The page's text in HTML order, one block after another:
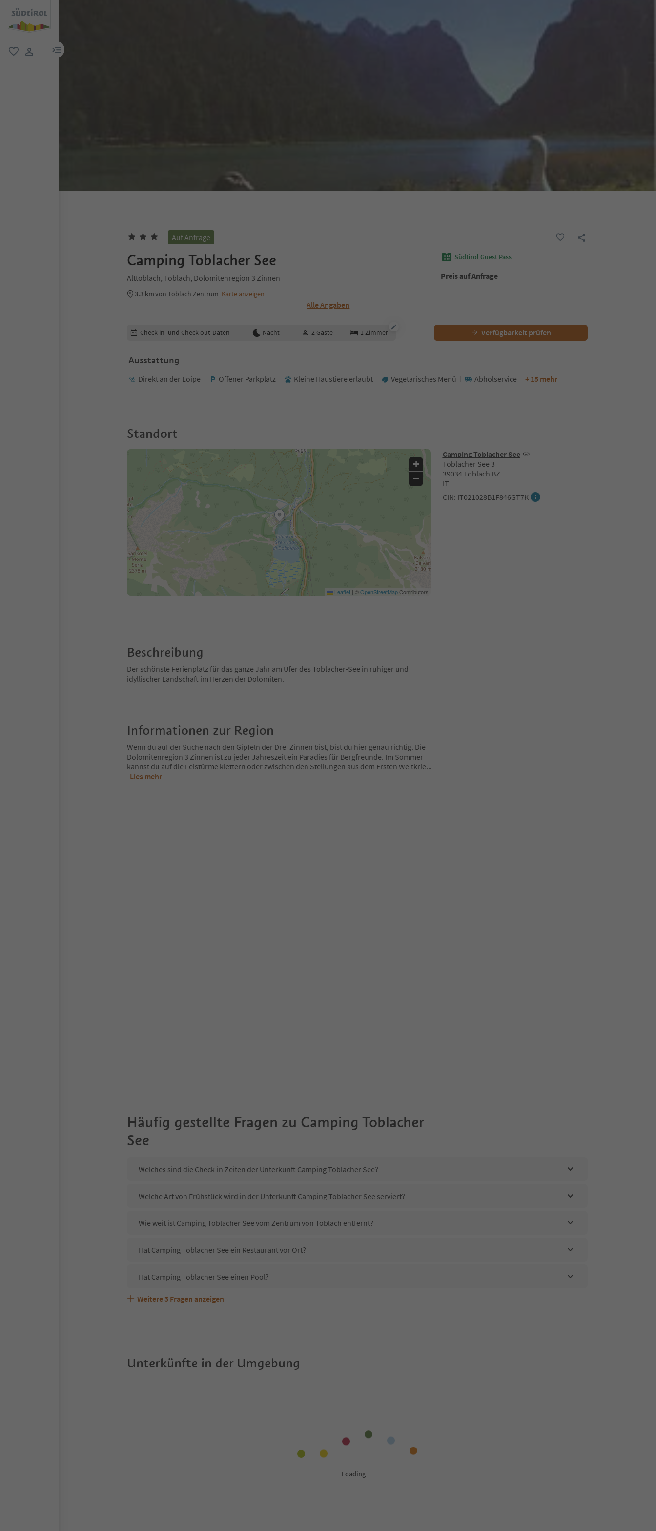
menu link
Auf Anfrage
Camping Toblacher See
Alttoblach, Toblach, Dolomitenregion 3 Zinnen
3.3 kmvon Toblach Zentrum Karte anzeigen
Alle Angaben
Südtirol Guest Pass
Preis auf Anfrage
Buchungsdetails bearbeiten
Check-in- und Check-out-Daten Nacht 2 Gäste 1 Zimmer Verfügbarkeit prüfen
Ausstattung
Direkt an der Loipe Offener Parkplatz Kleine Haustiere erlaubt Vegetarisches Menü Abholservice + 15 mehr
Standort
Camping Toblacher See
Toblacher See 3
39034 Toblach BZ
IT
CIN: IT021028B1F846GT7K
+
−
Leaflet | ©OpenStreetMapContributors
Beschreibung
Der schönste Ferienplatz für das ganze Jahr am Ufer des Toblacher-See in ruhiger und
idyllischer Landschaft im Herzen der Dolomiten.
Informationen zur Region
Wenn du auf der Suche nach den Gipfeln der Drei Zinnen bist, bist du hier genau richtig. Die
Dolomitenregion 3 Zinnen ist zu jeder Jahreszeit ein Paradies für Bergfreunde. Im Sommer
kannst du auf die Felstürme klettern oder zwischen den Stellungen aus dem Ersten Weltkrie...
Lies mehr
Häufig gestellte Fragen zu Camping Toblacher
See
Welches sind die Check-in Zeiten der Unterkunft Camping Toblacher See?
Welche Art von Frühstück wird in der Unterkunft Camping Toblacher See serviert?
Wie weit ist Camping Toblacher See vom Zentrum von Toblach entfernt?
Hat Camping Toblacher See ein Restaurant vor Ort?
Hat Camping Toblacher See einen Pool?
Sind Haustiere in der Unterkunft Camping Toblacher See erlaubt?
Welche Services bietet Camping Toblacher See?
Weitere 3 Fragen anzeigen
Unterkünfte in der Umgebung